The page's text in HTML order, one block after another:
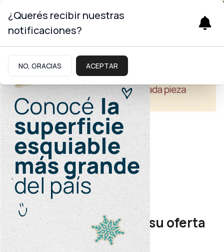
Turismo
Gira promocional
Neuquén promocionó su oferta
turística en Perú
¿Querés recibir nuestras
notificaciones?
NO, GRACIAS ACEPTAR